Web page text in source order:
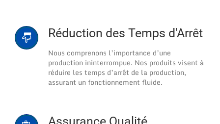
Réduction des Temps d'Arrêt
Nous comprenons l’importance d’une
production ininterrompue. Nos produits visent à
réduire les temps d’arrêt de la production,
assurant un fonctionnement fluide.